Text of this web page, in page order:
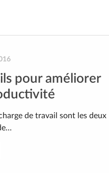
pour améliorer
de travail sont les deux